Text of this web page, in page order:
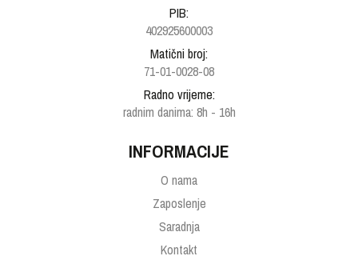
PIB:
402925600003
Matični broj:
71-01-0028-08
Radno vrijeme:
radnim danima: 8h - 16h
INFORMACIJE
O nama
Zaposlenje
Saradnja
Kontakt